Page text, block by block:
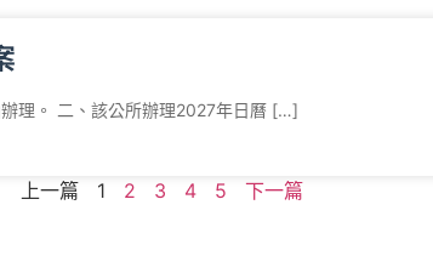
理。 二、該公所辦理2027年日曆 […]
上一篇 1 2 3 4 5 下一篇